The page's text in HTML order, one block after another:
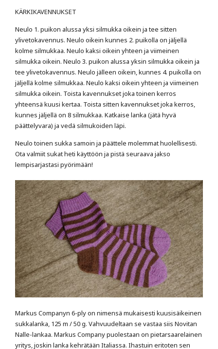
KÄRKIKAVENNUKSET
Neulo 1. puikon alussa yksi silmukka oikein ja tee sitten
ylivetokavennus. Neulo oikein kunnes 2. puikolla on jäljellä
kolme silmukkaa. Neulo kaksi oikein yhteen ja viimeinen
silmukka oikein. Neulo 3. puikon alussa yksin silmukka oikein ja
tee ylivetokavennus. Neulo jälleen oikein, kunnes 4. puikolla on
jäljellä kolme silmukkaa. Neulo kaksi oikein yhteen ja viimeinen
silmukka oikein. Toista kavennukset joka toinen kerros
yhteensä kuusi kertaa. Toista sitten kavennukset joka kerros,
kunnes jäljellä on 8 silmukkaa. Katkaise lanka (jätä hyvä
päättelyvara) ja vedä silmukoiden läpi.
Neulo toinen sukka samoin ja päättele molemmat huolellisesti.
Ota valmiit sukat heti käyttöön ja pistä seuraava jakso
lempisarjastasi pyörimään!
Markus Companyn 6-ply on nimensä mukaisesti kuusisäikeinen
sukkalanka, 125 m / 50 g. Vahvuudeltaan se vastaa siis Novitan
Nalle-lankaa. Markus Company puolestaan on pietarsaarelainen
yritys, joskin lanka kehrätään Italiassa. Ihastuin eritoten sen